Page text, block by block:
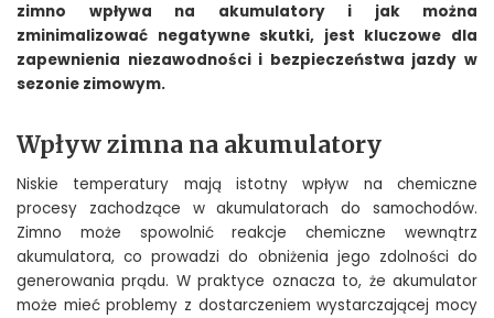
zimno wpływa na akumulatory i jak można
zminimalizować negatywne skutki, jest kluczowe dla
zapewnienia niezawodności i bezpieczeństwa jazdy w
sezonie zimowym.
Wpływ zimna na akumulatory
Niskie temperatury mają istotny wpływ na chemiczne
procesy zachodzące w akumulatorach do samochodów.
Zimno może spowolnić reakcje chemiczne wewnątrz
akumulatora, co prowadzi do obniżenia jego zdolności do
generowania prądu. W praktyce oznacza to, że akumulator
może mieć problemy z dostarczeniem wystarczającej mocy